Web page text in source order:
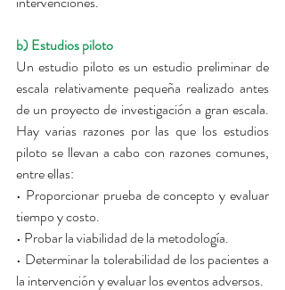
b) Estudios piloto
Un estudio piloto es un estudio preliminar de
escala relativamente pequeña realizado antes
de un proyecto de investigación a gran escala.
Hay varias razones por las que los estudios
piloto se llevan a cabo con razones comunes,
entre ellas:
• Proporcionar prueba de concepto y evaluar
tiempo y costo.
• Probar la viabilidad de la metodología.
• Determinar la tolerabilidad de los pacientes a
la intervención y evaluar los eventos adversos.